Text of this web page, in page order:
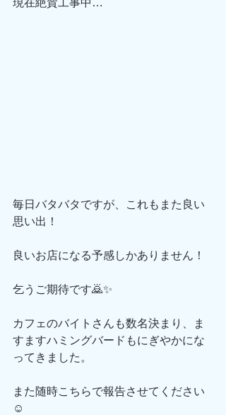
現在絶賛工事中…
毎日バタバタですが、これもまた良い
思い出！
良いお店になる予感しかありません！
乞うご期待です🙇✨
カフェのバイトさんも数名決まり、ま
すますハミングバードもにぎやかにな
ってきました。
また随時こちらで報告させてください
☺️